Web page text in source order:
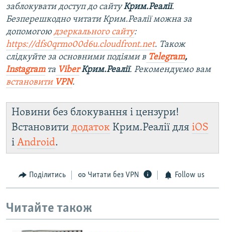
заблокувати доступ до сайтуКрим.Реалії.
Безперешкодно читати Крим.Реалії можна за
допомогою дзеркального сайту:
https://dfs0qrmo00d6u.cloudfront.net. Також
слідкуйте за основними подіями в Telegram,
Instagramта ViberКрим.Реалії. Рекомендуємо вам
встановити VPN.
Новини без блокування і цензури!
Встановити додаток Крим.Реалії для iOS
і Android.
Поділитись Читати без VPN Follow us
Читайте також